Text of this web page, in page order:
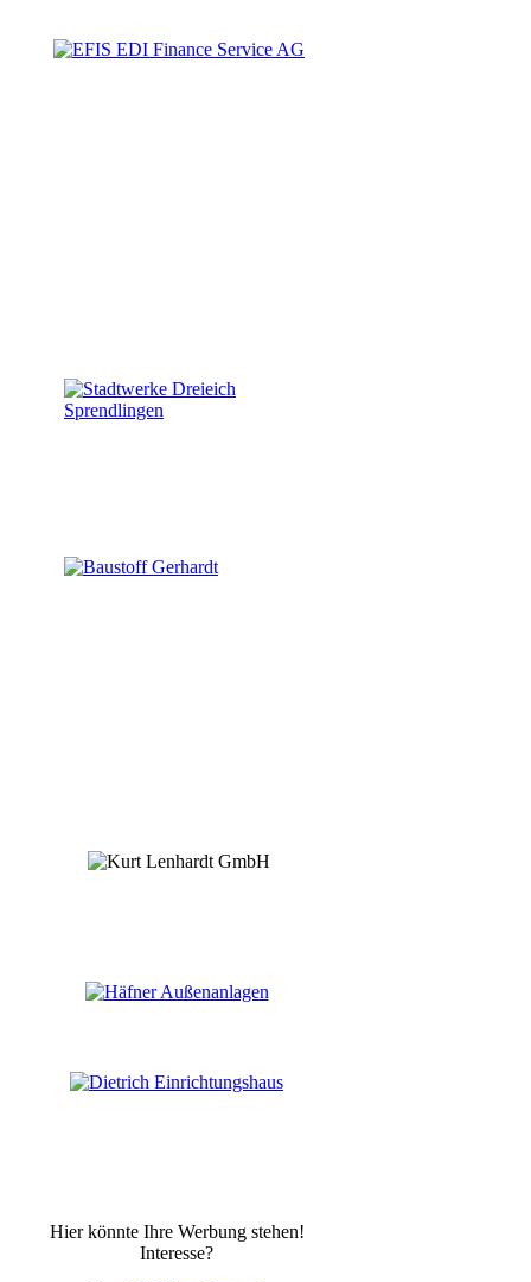
Hier könnte Ihre Werbung stehen!
Interesse?